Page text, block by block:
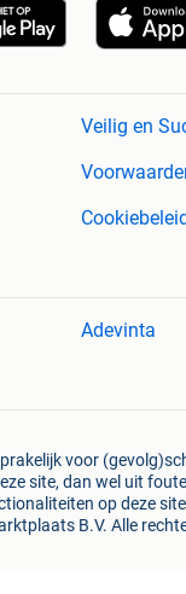
Veilig en
Cookiebeleid
Adevinta
voor
site, dan wel uit
op deze
B.V. Alle